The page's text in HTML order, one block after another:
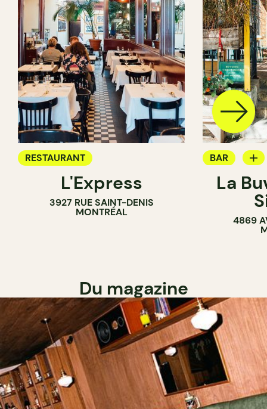
RESTAURANT
L'Express
3927 RUE SAINT-DENIS
MONTRÉAL
BAR
BAR À VIN
La
4869
Du magazine